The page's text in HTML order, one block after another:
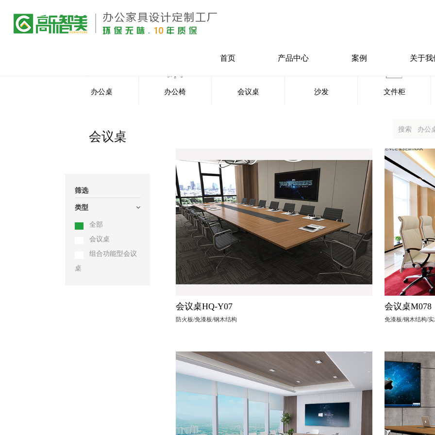
首页 产品中心 案例 关于我
办公桌 办公椅 会议桌 沙发 文件柜
会议桌
筛选
类型
全部
会议桌
组合功能型会议
桌
会议桌HQ-Y07
防火板/免漆板/钢木结构
会议桌M078
免漆板/钢木结构/